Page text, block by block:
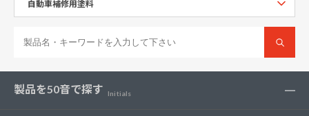
製品を50音で探す Initials